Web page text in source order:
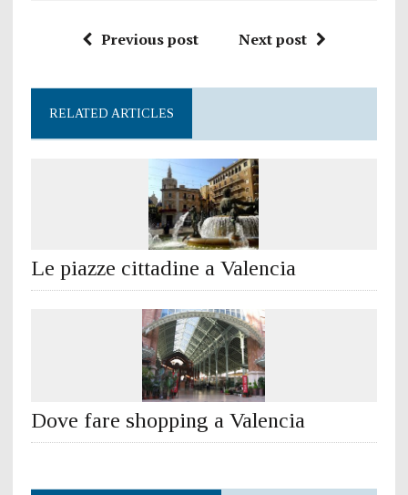
Previous post Next post
RELATED ARTICLES
Le piazze cittadine a Valencia
Dove fare shopping a Valencia